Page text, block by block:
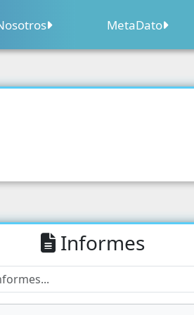
Poblacion
Participacion Electoral
MetaDato
Informes